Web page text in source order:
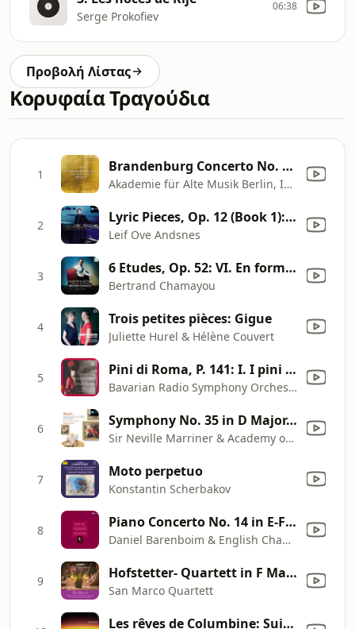
Serge Prokofiev
06:38
Προβολή Λίστας
Κορυφαία Τραγούδια
1 Brandenburg Concerto No. 3 in G Major, BWV 1048: III. Allegro
Akademie für Alte Musik Berlin, Isabelle Faust & Antoine Tamestit
2 Lyric Pieces, Op. 12 (Book 1): No. 1, Arietta
Leif Ove Andsnes
3 6 Etudes, Op. 52: VI. En forme de valse
Bertrand Chamayou
4 Trois petites pièces: Gigue
Juliette Hurel & Hélène Couvert
5 Pini di Roma, P. 141: I. I pini di Villa Borghese
Bavarian Radio Symphony Orchestra & Mariss Jansons
6 Symphony No. 35 in D Major, K. 385 "Haffner": IV. Finale. Presto
Sir Neville Marriner & Academy of St Martin in the Fields
7 Moto perpetuo
Konstantin Scherbakov
8 Piano Concerto No. 14 in E-Flat Major, K. 449: II. Andantino
Daniel Barenboim & English Chamber Orchestra
9 Hofstetter- Quartett in F Major
San Marco Quartett
Les rêves de Columbine: Suite française, Op. 65: La fée de la fontaine (The Fairy in the Fountain)